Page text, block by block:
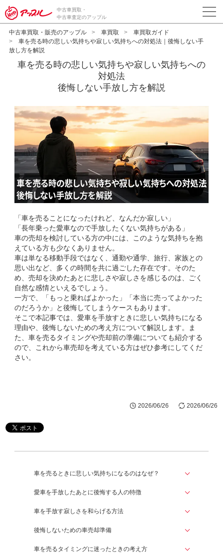
中古車買取・
中古車査定のアップル
中古車買取・販売のアップル 車買取
車買取ガイド
車を売る時の悲しい気持ちや寂しい気持ちへの対処法｜後悔しない手
放し方を解説
車を売る時の悲しい気持ちや寂しい気持ちへの
対処法
後悔しない手放し方を解説
「車を売ることになったけれど、なんだか寂しい」
「長年乗った愛車なので手放したくない気持ちがある」
車の売却を検討している方の中には、このような気持ちを抱
えている方も少なくありません。
車は単なる移動手段ではなく、通勤や通学、旅行、家族との
思い出など、多くの時間を共に過ごした存在です。そのた
め、売却を決めたあとに悲しさや寂しさを感じるのは、ごく
自然な感情といえるでしょう。
一方で、「もっと乗ればよかった」「本当に売ってよかった
のだろうか」と後悔してしまうケースもあります。
そこで本記事では、愛車を手放すときに悲しい気持ちになる
理由や、後悔しないための考え方について解説します。ま
た、車を売るタイミングや売却前の準備についても紹介する
ので、これから車売却を考えている方はぜひ参考にしてくだ
さい。
2026/06/26
2026/06/26
車を売るときに悲しい気持ちになるのはなぜ？
愛車を手放したあとに後悔する人の特徴
車を手放す寂しさを和らげる方法
後悔しないための車売却準備
車を売るタイミングに迷ったときの考え方